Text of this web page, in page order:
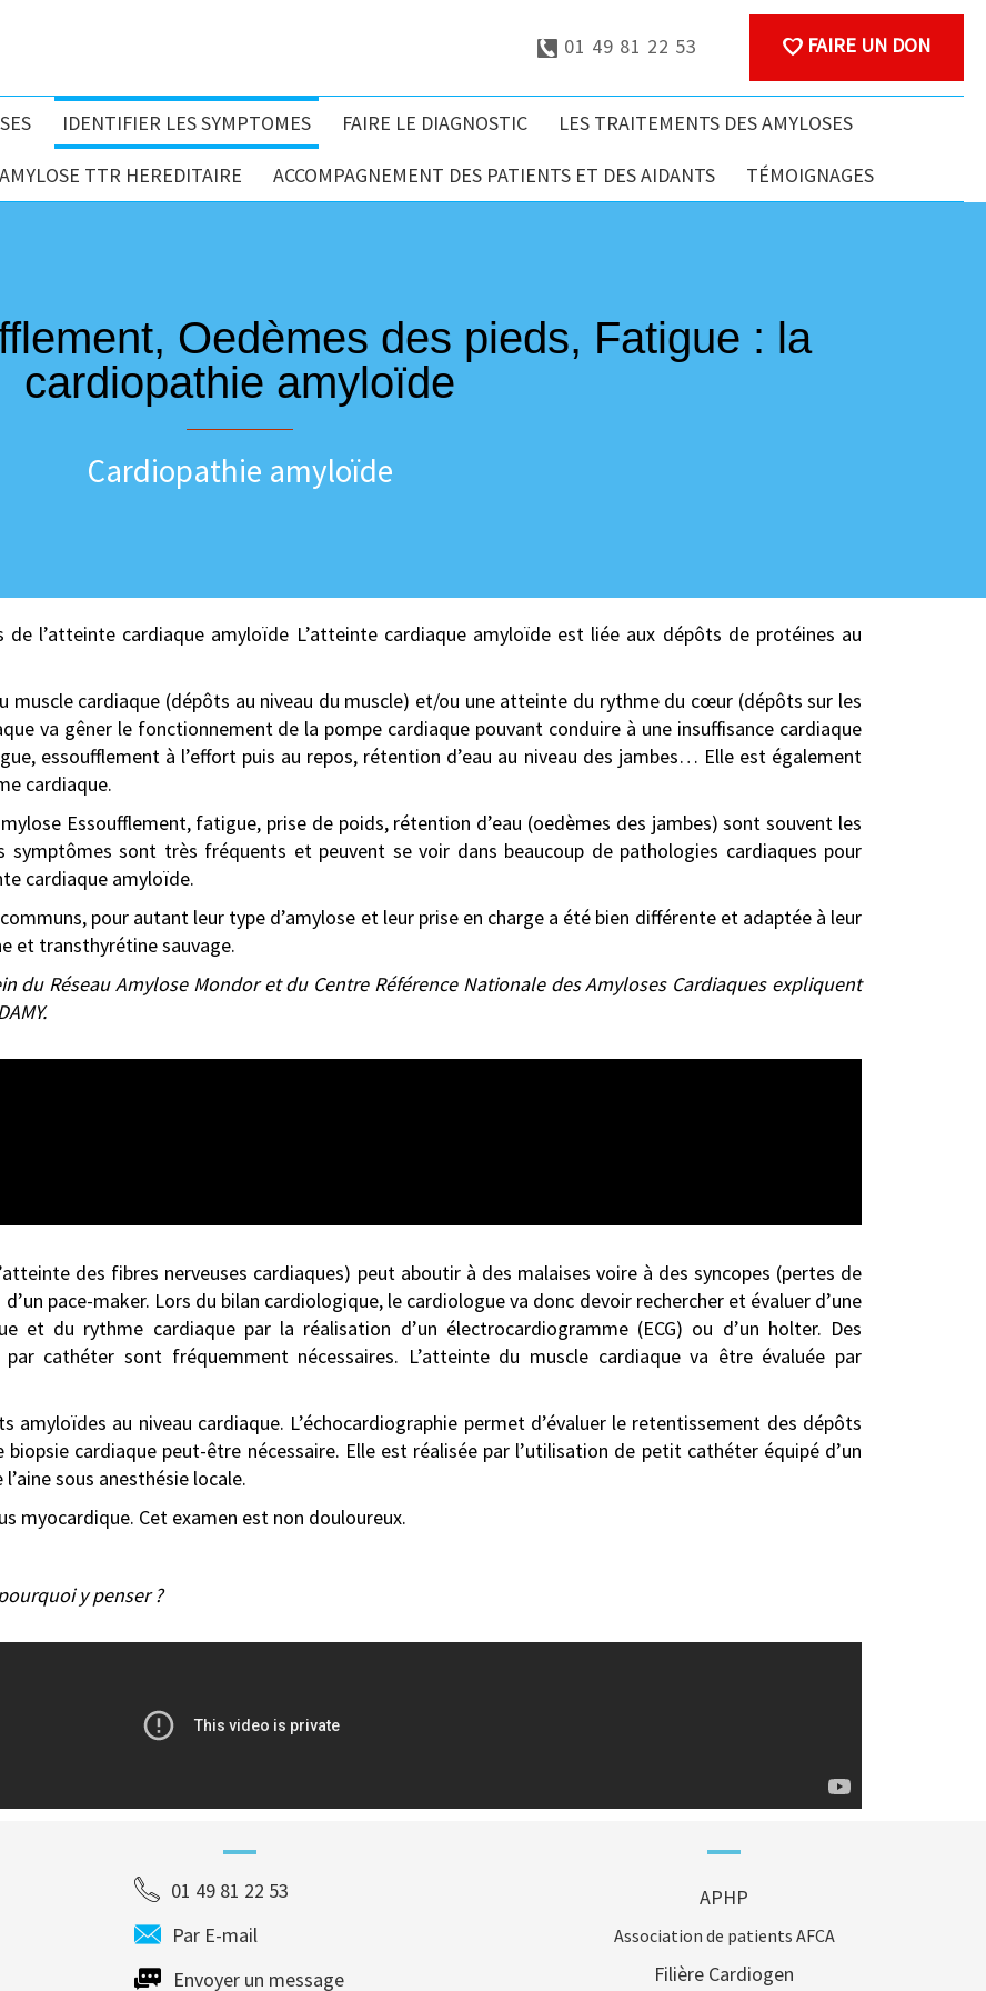
FAIRE UN DON
01 49 81 22 53
IDENTIFIER LES SYMPTOMES FAIRE LE DIAGNOSTIC LES TRAITEMENTS DES AMYLOSES
TTR HEREDITAIRE ACCOMPAGNEMENT DES PATIENTS ET DES AIDANTS TÉMOIGNAGES
Oedèmes des pieds, Fatigue : la
cardiopathie amyloïde
Cardiopathie amyloïde
l’atteinte cardiaque amyloïde L’atteinte cardiaque amyloïde est liée aux dépôts de protéines au
muscle cardiaque (dépôts au niveau du muscle) et/ou une atteinte du rythme du cœur (dépôts sur les
va gêner le fonctionnement de la pompe cardiaque pouvant conduire à une insuffisance cardiaque
essoufflement à l’effort puis au repos, rétention d’eau au niveau des jambes… Elle est également
cardiaque.
Essoufflement, fatigue, prise de poids, rétention d’eau (oedèmes des jambes) sont souvent les
symptômes sont très fréquents et peuvent se voir dans beaucoup de pathologies cardiaques pour
cardiaque amyloïde.
pour autant leur type d’amylose et leur prise en charge a été bien différente et adaptée à leur
et transthyrétine sauvage.
du Réseau Amylose Mondor et du Centre Référence Nationale des Amyloses Cardiaques expliquent
des fibres nerveuses cardiaques) peut aboutir à des malaises voire à des syncopes (pertes de
pace-maker. Lors du bilan cardiologique, le cardiologue va donc devoir rechercher et évaluer d’une
et du rythme cardiaque par la réalisation d’un électrocardiogramme (ECG) ou d’un holter. Des
par cathéter sont fréquemment nécessaires. L’atteinte du muscle cardiaque va être évaluée par
amyloïdes au niveau cardiaque. L’échocardiographie permet d’évaluer le retentissement des dépôts
cardiaque peut-être nécessaire. Elle est réalisée par l’utilisation de petit cathéter équipé d’un
sous anesthésie locale.
myocardique. Cet examen est non douloureux.
y penser ?
01 49 81 22 53
Par E-mail
Envoyer un message
APHP
Association de patients AFCA
Filière Cardiogen